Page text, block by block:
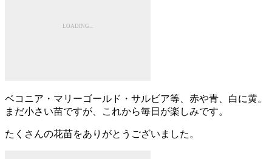
ベコニア・マリーゴールド・サルビア等、赤や青、白に黄。
まだ小さい苗ですが、これから毎日が楽しみです。
たくさんの花苗をありがとうございました。